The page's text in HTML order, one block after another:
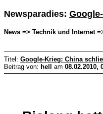
Newsparadies:
News => Technik und Internet
Titel: Google-Krieg: China
Beitrag von: hell am 08.02.2010,